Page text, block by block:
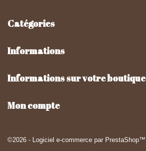
Catégories
Informations
©2026 - Logiciel e-commerce par PrestaShop™
Informations sur votre boutique
Mon compte